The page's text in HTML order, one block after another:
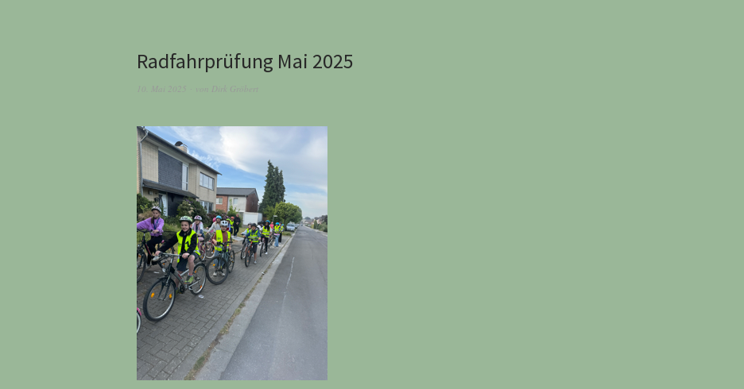
Radfahrprüfung Mai 2025
10. Mai 2025 von Dirk Gröbert